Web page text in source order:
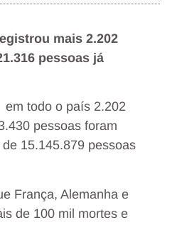
mais 2.202
pessoas já
todo o país 2.202
pessoas foram
15.145.879 pessoas
França, Alemanha e
de 100 mil mortes e